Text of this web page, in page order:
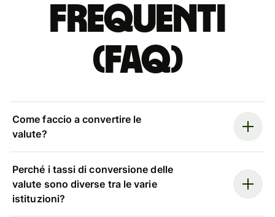
Frequenti
(FAQ)
Come faccio a convertire le
valute?
Perché i tassi di conversione delle
valute sono diverse tra le varie
istituzioni?